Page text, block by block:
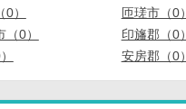
） 匝瑳市（0）
0） 印旛郡（0）
安房郡（0）